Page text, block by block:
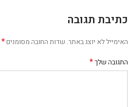
כתיבת תגובה
האימייל לא יוצג באתר. שדות החובה מסומנים*
התגובה שלך*